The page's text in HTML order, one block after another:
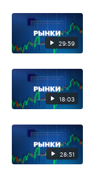
29:59
18:03
28:51